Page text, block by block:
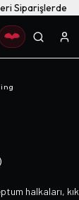
Siparişlerde
halkaları,